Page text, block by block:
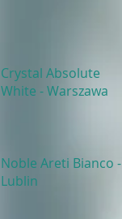
Crystal Absolute
White - Warszawa
Noble Areti Bianco -
Lublin